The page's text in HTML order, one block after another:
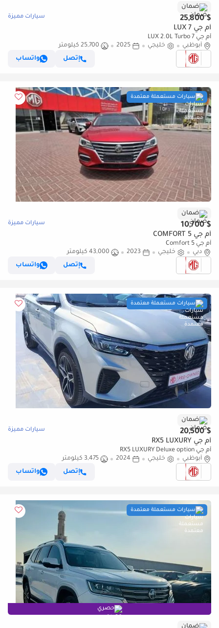
ضمان
$ 25,800 سيارات مميزة
أم جي 7 LUX
أم جي 7 LUX 2.0L Turbo
أبوظبي
خليجي 2025
25,700 كيلومتر
إتصل
واتساب
سيارات مستعملة معتمدة
ضمان
$ 10,700 سيارات مميزة
أم جي 5 COMFORT
أم جي 5 Comfort
دبي
خليجي 2023
43,000 كيلومتر
إتصل
واتساب
سيارات مستعملة معتمدة
ضمان
$ 20,500 سيارات مميزة
أم جي RX5 LUXURY
أم جي RX5 LUXURY Deluxe option
أبوظبي
خليجي 2024
3,475 كيلومتر
إتصل
واتساب
سيارات مستعملة معتمدة
حصري
ضمان